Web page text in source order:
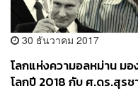
30 ธันวาคม 2017
โลกแห่งความอลหม่าน มอ
โลกปี 2018 กับ ศ.ดร.สุร